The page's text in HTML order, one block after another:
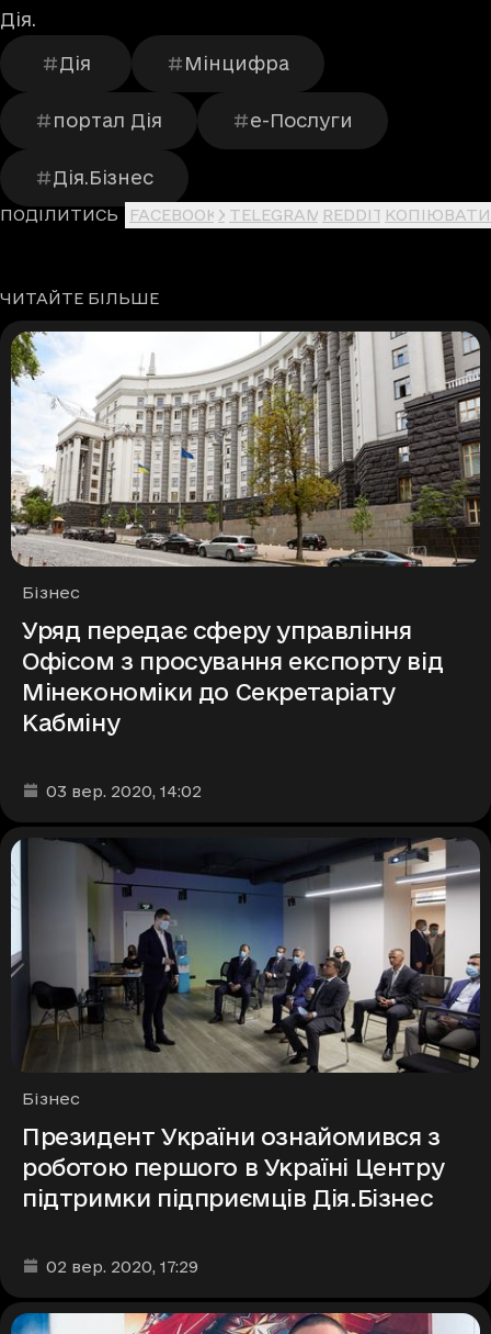
Дія.
Дія Мінцифра
портал Дія е-Послуги
Дія.Бізнес
ПОДІЛИТИСЬ FACEBOOK X TELEGRAM REDDIT КОПІЮВАТИ
ЧИТАЙТЕ БІЛЬШЕ
Рубрики
Бізнес
Уряд передає сферу управління
Офісом з просування експорту від
Мінекономіки до Секретаріату
Кабміну
Дата та час публікації
03 вер. 2020, 14:02
Рубрики
Бізнес
Президент України ознайомився з
роботою першого в Україні Центру
підтримки підприємців Дія.Бізнес
Дата та час публікації
02 вер. 2020, 17:29